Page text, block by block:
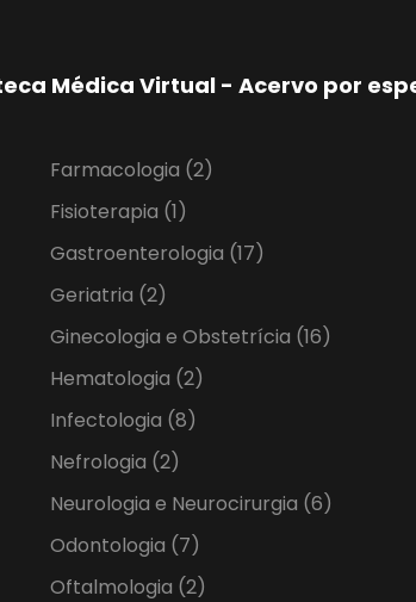
Médica Virtual - Acervo por
Farmacologia (2)
Fisioterapia (1)
Gastroenterologia (17)
Geriatria (2)
Ginecologia e Obstetrícia (16)
Hematologia (2)
Infectologia (8)
Nefrologia (2)
Neurologia e Neurocirurgia (6)
Odontologia (7)
Oftalmologia (2)